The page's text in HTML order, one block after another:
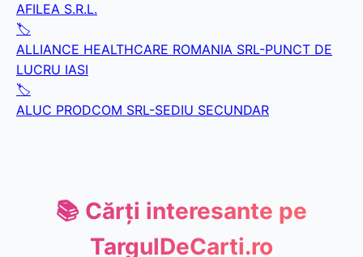
AFILEA S.R.L.
🏷️
ALLIANCE HEALTHCARE ROMANIA SRL-PUNCT DE
LUCRU IASI
🏷️
ALUC PRODCOM SRL-SEDIU SECUNDAR
📚 Cărți interesante pe
TargulDeCarti.ro